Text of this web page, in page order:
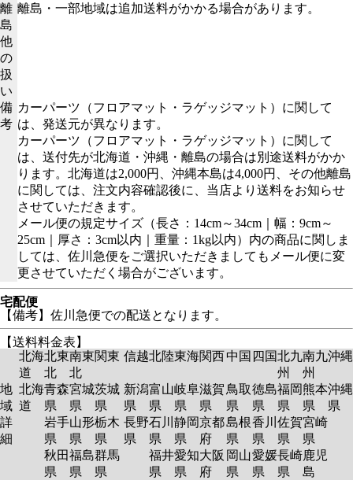
離
島
他
の
扱
い
離島・一部地域は追加送料がかかる場合があります。
備
考
カーパーツ（フロアマット・ラゲッジマット）に関して
は、発送元が異なります。
カーパーツ（フロアマット・ラゲッジマット）に関して
は、送付先が北海道・沖縄・離島の場合は別途送料がかか
ります。北海道は2,000円、沖縄本島は4,000円、その他離島
に関しては、注文内容確認後に、当店より送料をお知らせ
させていただきます。
メール便の規定サイズ（長さ：14cm～34cm｜幅：9cm～
25cm｜厚さ：3cm以内｜重量：1kg以内）内の商品に関しま
しては、佐川急便をご選択いただきましてもメール便に変
更させていただく場合がございます。
宅配便
【備考】佐川急便での配送となります。
【送料料金表】
北海
道
北東
北
南東
北
関東 信越北陸東海関西中国 四国北九
州
南九
州
沖縄
地
域
詳
細
北海
道
青森
県
岩手
県
秋田
県
宮城
県
山形
県
福島
県
茨城
県
栃木
県
群馬
県
新潟
県
長野
県
富山
県
石川
県
福井
県
岐阜
県
静岡
県
愛知
県
滋賀
県
京都
府
大阪
府
鳥取
県
島根
県
岡山
県
徳島
県
香川
県
愛媛
県
福岡
県
佐賀
県
長崎
県
熊本
県
宮崎
県
鹿児
島
沖縄
県